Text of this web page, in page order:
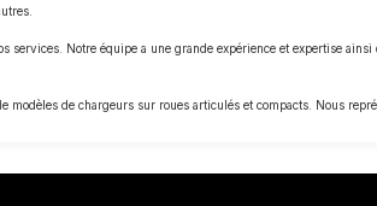
services. Notre équipe a une grande expérience et expertise
modèles de chargeurs sur roues articulés et compacts. Nous